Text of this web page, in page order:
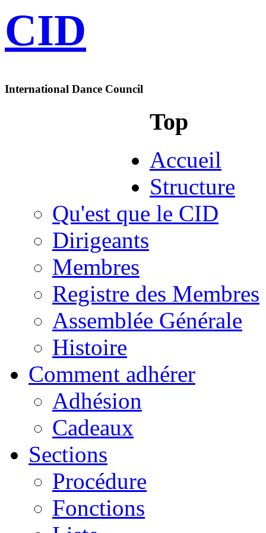
CID
International Dance Council
Top
Accueil
Structure
Qu'est que le CID
Dirigeants
Membres
Registre des Membres
Assemblée Générale
Histoire
Comment adhérer
Adhésion
Cadeaux
Sections
Procédure
Fonctions